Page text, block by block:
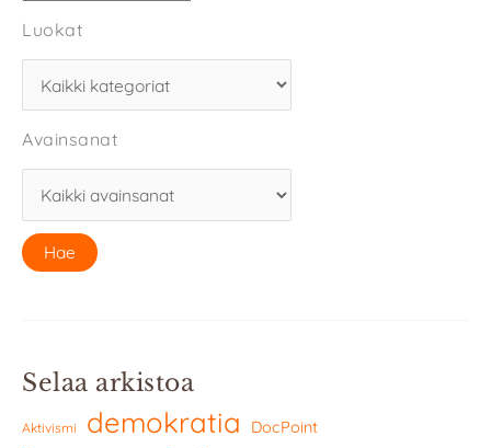
Luokat
Avainsanat
Selaa arkistoa
Aktivismi demokratia DocPoint